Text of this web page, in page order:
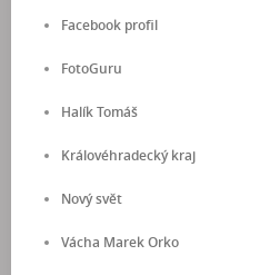
Facebook profil
FotoGuru
Halík Tomáš
Královéhradecký kraj
Nový svět
Vácha Marek Orko